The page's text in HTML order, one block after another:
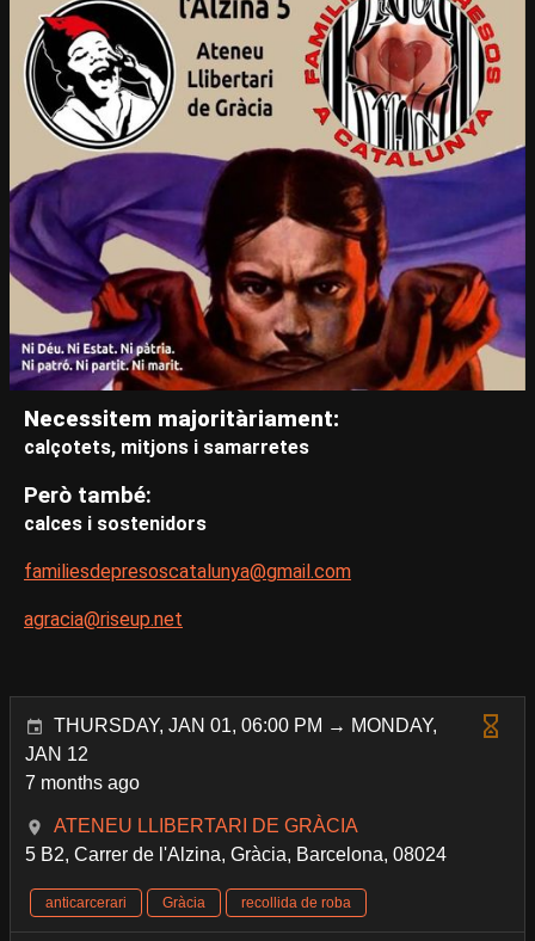
Necessitem majoritàriament:
calçotets, mitjons i samarretes
Però també:
calces i sostenidors
familiesdepresoscatalunya@gmail.com
agracia@riseup.net
THURSDAY, JAN 01, 06:00 PM → MONDAY,
JAN 12
7 months ago
ATENEU LLIBERTARI DE GRÀCIA
5 B2, Carrer de l'Alzina, Gràcia, Barcelona, 08024
anticarcerari Gràcia recollida de roba